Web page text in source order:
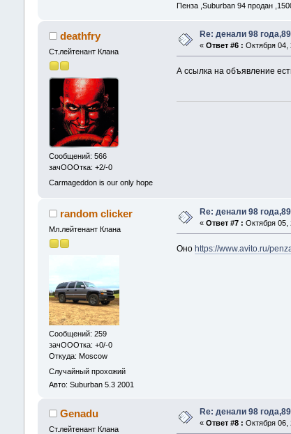
Пенза ,Suburban 94 продан
deathfry
Ст.лейтенант Клана
Сообщений: 566
зачОООтка: +2/-0
Carmageddon is our only hope
Re: денали 98
« Ответ #6 : Октября 04,
А ссылка на объявление
random clicker
Мл.лейтенант Клана
Сообщений: 259
зачОООтка: +0/-0
Откуда: Moscow
Случайный прохожий
Авто: Suburban 5.3 2001
Re: денали 98
« Ответ #7 : Октября 05,
Оноhttps://www.avito.ru/
Genadu
Ст.лейтенант Клана
Re: денали 98
« Ответ #8 : Октября 06,